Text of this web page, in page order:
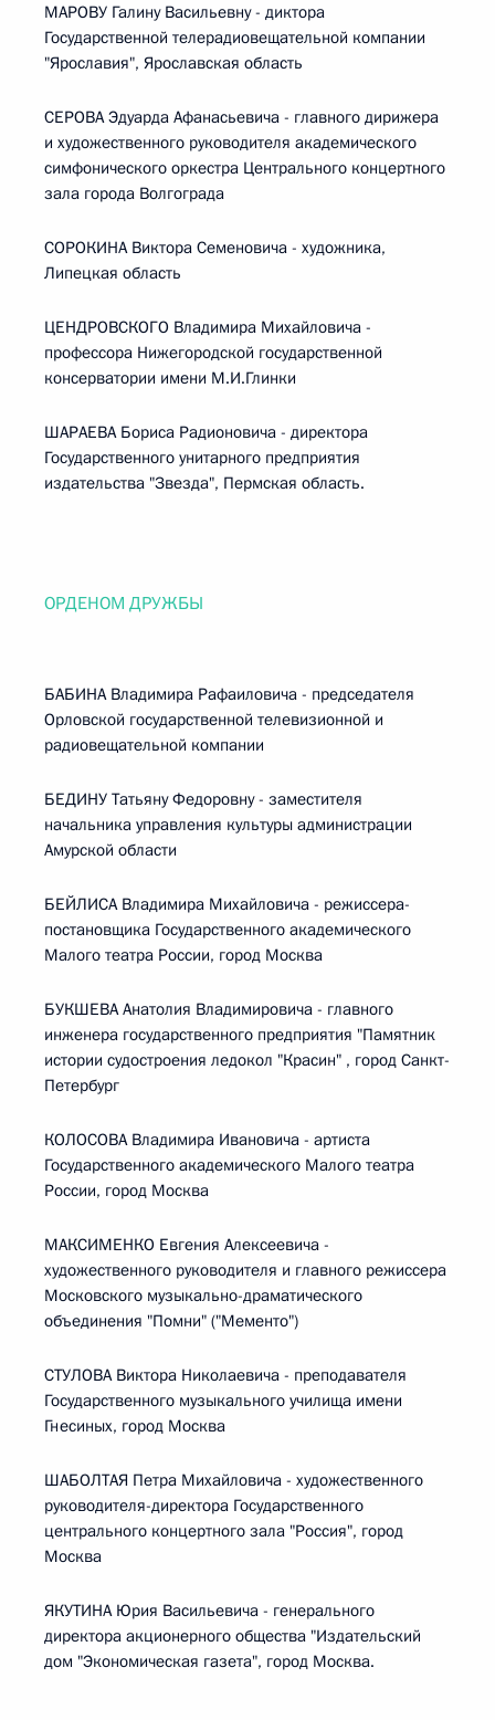
МАРОВУ Галину Васильевну - диктора
Государственной телерадиовещательной компании
"Ярославия", Ярославская область
СЕРОВА Эдуарда Афанасьевича - главного дирижера
и художественного руководителя академического
симфонического оркестра Центрального концертного
зала города Волгограда
СОРОКИНА Виктора Семеновича - художника,
Липецкая область
ЦЕНДРОВСКОГО Владимира Михайловича -
профессора Нижегородской государственной
консерватории имени М.И.Глинки
ШАРАЕВА Бориса Радионовича - директора
Государственного унитарного предприятия
издательства "Звезда", Пермская область.
ОРДЕНОМ ДРУЖБЫ
БАБИНА Владимира Рафаиловича - председателя
Орловской государственной телевизионной и
радиовещательной компании
БЕДИНУ Татьяну Федоровну - заместителя
начальника управления культуры администрации
Амурской области
БЕЙЛИСА Владимира Михайловича - режиссера-
постановщика Государственного академического
Малого театра России, город Москва
БУКШЕВА Анатолия Владимировича - главного
инженера государственного предприятия "Памятник
истории судостроения ледокол "Красин" , город Санкт-
Петербург
КОЛОСОВА Владимира Ивановича - артиста
Государственного академического Малого театра
России, город Москва
МАКСИМЕНКО Евгения Алексеевича -
художественного руководителя и главного режиссера
Московского музыкально-драматического
объединения "Помни" ("Мементо")
СТУЛОВА Виктора Николаевича - преподавателя
Государственного музыкального училища имени
Гнесиных, город Москва
ШАБОЛТАЯ Петра Михайловича - художественного
руководителя-директора Государственного
центрального концертного зала "Россия", город
Москва
ЯКУТИНА Юрия Васильевича - генерального
директора акционерного общества "Издательский
дом "Экономическая газета", город Москва.